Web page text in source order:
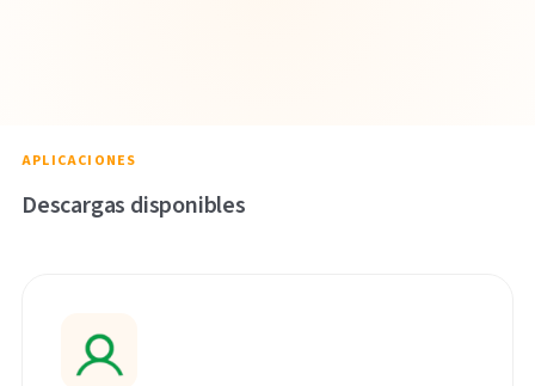
APLICACIONES
Descargas disponibles